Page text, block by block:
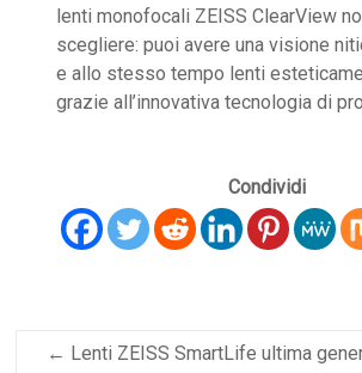
lenti monofocali ZEISS ClearView
scegliere: puoi avere una visione
e allo stesso tempo lenti
grazie all’innovativa tecnologia di
Condividi
← Lenti ZEISS SmartLife ultima